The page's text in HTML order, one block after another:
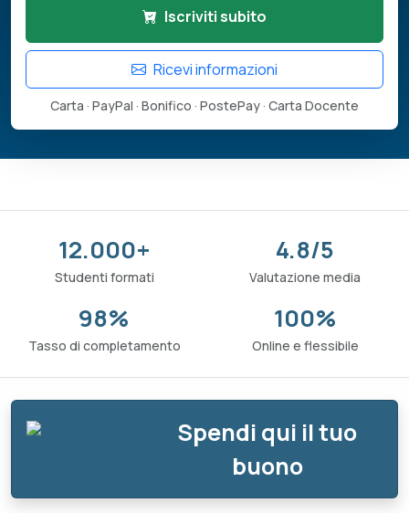
Iscriviti subito
Ricevi informazioni
Carta · PayPal · Bonifico · PostePay · Carta Docente
12.000+
Studenti formati
4.8/5
Valutazione media
98%
Tasso di completamento
100%
Online e flessibile
Spendi qui il tuo
buono